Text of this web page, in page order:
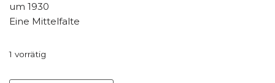
um 1930
Eine Mittelfalte
1 vorrätig